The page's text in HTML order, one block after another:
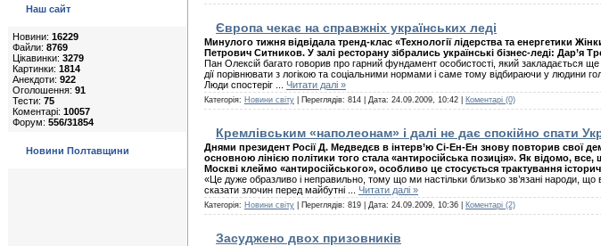
Наш сайт
Новини: 16229
Файли: 8769
Цікавинки: 3279
Картинки: 1814
Анекдоти: 922
Оголошення: 91
Тести: 75
Коментарі: 10057
Форум: 556/31854
Новини Полтавщини
Європа чекає на справжніх українських леді
Минулого тижня відвідала тренд-клас «Технології лідерства та енергетики
Петрович Ситников. У залі ресторану зібрались українські бізнес-леді:
Пан Олексій багато говорив про гарний фундамент особистості, який закладається
дії порівнювати з логікою та соціальними нормами і саме тому відбираючи у людини
Люди спостеріг
Читати далі »
Категорія: Новини світу | Переглядів: 814 | Дата: 24.09.2009, 10:42 Коментарі (0)
Кремлівським «наполеонам» і далі не дає спокійно спати
Днями президент Росії Д. Медведєв в інтерв’ю Сі-Ен-Ен знову повторив свої
основною лінією політики того стала «антиросійська позиція». Як відомо,
Москві клеймо «антиросійського», особливо це стосується трактування
«Це дуже образливо і неправильно, тому що ми настільки близько зв’язані народи,
сказати злочин перед майбутні
Читати далі »
Категорія: Новини світу | Переглядів: 819 | Дата: 24.09.2009, 10:36 Коментарі (2)
Засуджено двох призовників